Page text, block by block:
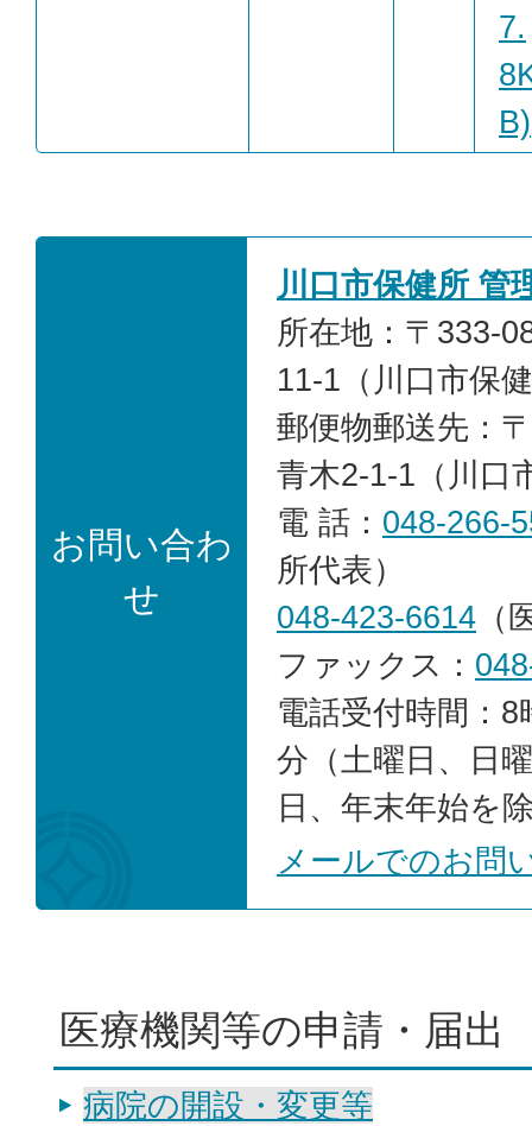
7.
B)
お問い合わ
せ
川口市保健所 管
所在地：〒333-
11-1（川口市保
郵便物郵送先：
青木2-1-1（川口
電 話： 048-266-
所代表）
048-423-6614 （
ファックス：
電話受付時間：
分（土曜日、日
日、年末年始を
メールでのお問
医療機関等の申請・届出
病院の開設・変更等